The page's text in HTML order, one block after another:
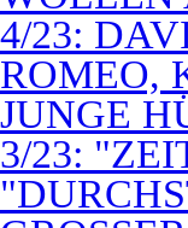
4/23:
ROMEO,
JUNGE
3/23: